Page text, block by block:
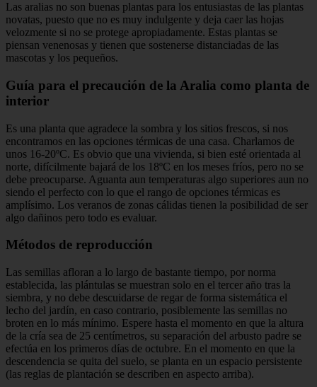
Las aralias no son buenas plantas para los entusiastas de las plantas
novatas, puesto que no es muy indulgente y deja caer las hojas
velozmente si no se protege apropiadamente. Estas plantas se
piensan venenosas y tienen que sostenerse distanciadas de las
mascotas y los pequeños.
Guía para el precaución de la Aralia como planta de
interior
Es una planta que agradece la sombra y los sitios frescos, si nos
encontramos en las opciones térmicas de una casa. Charlamos de
unos 16-20ºC. Es obvio que una vivienda, si bien esté orientada al
norte, difícilmente bajará de los 18ºC en los meses fríos, pero no se
debe preocuparse. Aguanta aun temperaturas algo superiores aun no
siendo el perfecto con lo que el rango de opciones térmicas es
amplísimo. Los veranos de zonas cálidas tienen la posibilidad de ser
algo dañinos pero todo es evaluar.
Métodos de reproducción
Las semillas afloran a lo largo de bastante tiempo, por norma
establecida, las plántulas se muestran solo en el tercer año tras la
siembra, y no debe descuidarse de regar de forma sistemática el
lecho del jardín, en caso contrario, posiblemente las semillas no
broten en lo más mínimo. Espere hasta el momento en que la altura
de la cría sea de 25 centímetros, su separación del arbusto padre se
efectúa en los primeros días de octubre. En el momento en que la
descendencia se quita del suelo, se planta en un espacio persistente
(las reglas de plantación se describen en aspecto arriba).